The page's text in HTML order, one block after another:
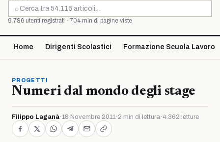
⌕
Cerca
9.786 utenti registrati · 704 mln di pagine viste
Home Dirigenti Scolastici Formazione Scuola Lavoro
PROGETTI
Numeri dal mondo degli stage
Filippo Laganà·18 Novembre 2011· 2 min di lettura· 4.362 letture